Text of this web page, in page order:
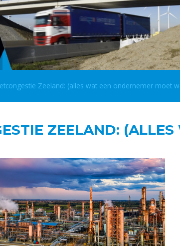
Zeeland: (alles wat een ondernemer moet
ZEELAND: